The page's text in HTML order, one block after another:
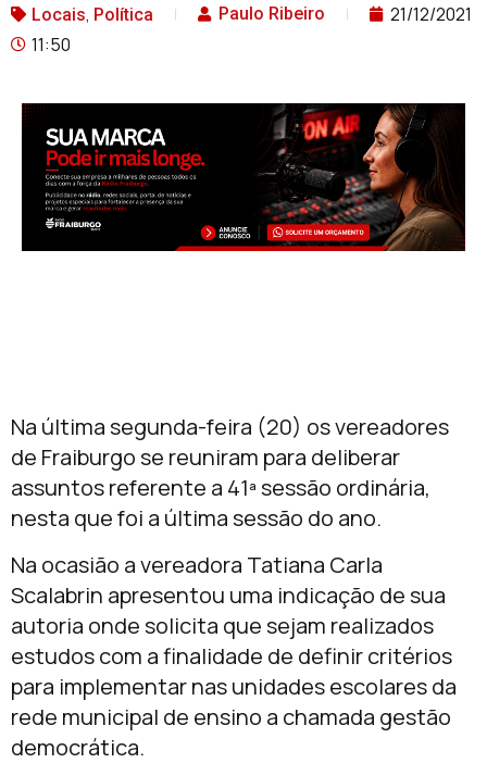
Locais, Política Paulo Ribeiro
21/12/2021
11:50
Na última segunda-feira (20) os vereadores
de Fraiburgo se reuniram para deliberar
assuntos referente a 41ª sessão ordinária,
nesta que foi a última sessão do ano.
Na ocasião a vereadora Tatiana Carla
Scalabrin apresentou uma indicação de sua
autoria onde solicita que sejam realizados
estudos com a finalidade de definir critérios
para implementar nas unidades escolares da
rede municipal de ensino a chamada gestão
democrática.